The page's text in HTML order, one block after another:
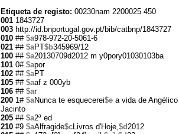
Etiqueta de registo: 00230nam 2200025 450
001 1843727
003 http://id.bnportugal.gov.pt/bib/catbnp/1843727
010 ## $a978-972-20-5061-6
021 ## $aPT$b345969/12
100 ## $a20130709d2012 m y0pory01030103ba
101 0# $apor
102 ## $aPT
105 ## $aaf z 000yb
106 ## $ar
200 1# $aNunca te esquecerei$e a vida de
Jacinto
205 ## $a2ª ed
210 #9 $aAlfragide$cLivros d'Hoje,$d2012